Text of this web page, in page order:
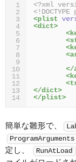
1
2
3
4
5
6
7
8
9
10
11
12
13
14
<?xml
<plist
<dict>
</
</dict>
</plist>
簡単な雛形で、
ProgramArguments
定し、
RunAtLoad